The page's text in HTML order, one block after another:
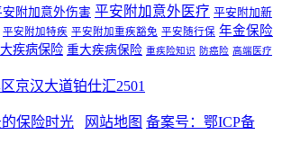
安附加意外伤害 平安附加意外医疗 平安附加新
平安附加特疾 平安附加重疾豁免 平安随行保 年金保险
疾病保险 重大疾病保险 重疾险知识 防癌险 高端医疗
京汉大道铂仕汇2501
保险时光 网站地图 备案号：鄂ICP备